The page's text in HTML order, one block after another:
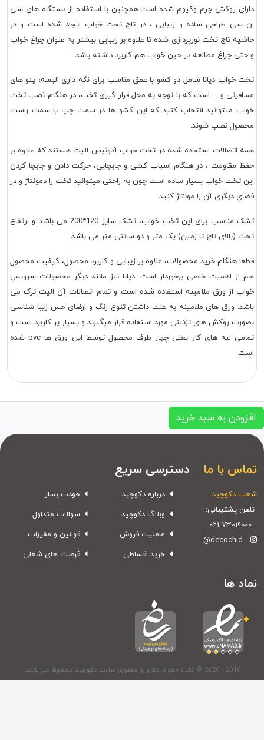
روکش چرم وکیوم شده است.همچنین با استفاده از دستگاه های سی
طراحی ساده و زیبایی ، در تاج تخت خواب ایجاد شده است و در
تاج تخت نورپردازی شده تا علاوه بر زیبایی بیشتر به عنوان چراغ خواب
چراغ مطالعه در حین خواب هم کاربرد داشته باشد.
خواب دیانا شامل دو کشو با عمق مناسب برای نگه داری البسه، پتو های
و ... است که با توجه به محل قرار گیری تخت، در هنگام نصب تخت
میتوانید انتخاب کنید که این کشو ها در سمت چپ یا سمت راست
نصب شوند.
اتصالات استفاده شده در تخت خواب آدونیس الیت هستند که علاوه بر
مقاومت ، در هنگام اسباب کشی و جابجایی، حرکت دادن و جابجا کردن
تخت خواب بسیار ساده است چون به راحتی میتوانید تخت را دمونتاژ و در
دیگری آن را مونتاژ کنید.
تشک مناسب برای این تخت خواب، تشک سایز 120*200 می باشد و ارتفاع
(بالای تاج تا زمین) یک متر و دو سانتی متر می باشد.
هنگام خرید محصولات، علاوه بر زیبایی و کاربرد محصول، کیفیت محصول
اهمیت خاصی برخوردار است. دیانا نیز مانند دیگر محصولات سرویس
از ورق ملامینه استفاده شده است و تمام اتصالات آن الیت ترک می
ورق های ملامینه به علت داشتن تنوع رنگ و ارضای حس زیبا شناسی
روکش های تزئینی مورد استفاده قرار میگیرند و بسیار پر کاربرد است و
تمامی لبه های کار یعنی چهار طرف محصول توسط این ورق ها pvc شده
به سبد خرید
با ما
دکوچید
پشتیبانی:
۷۳۰۱۹۰۰۰
@decochid
دسترسی سریع
درباره دکوچید
وبلاگ دکوچید
عاملیت فروش
خرید اقساطی
خودت بساز
سوالات متداول
قوانین و مقررات
فرصت های شغلی
ها
© 2026 - 2016کلیه حقوق مادی و معنوی سایت دکوچیدمحفوظ می باشد.